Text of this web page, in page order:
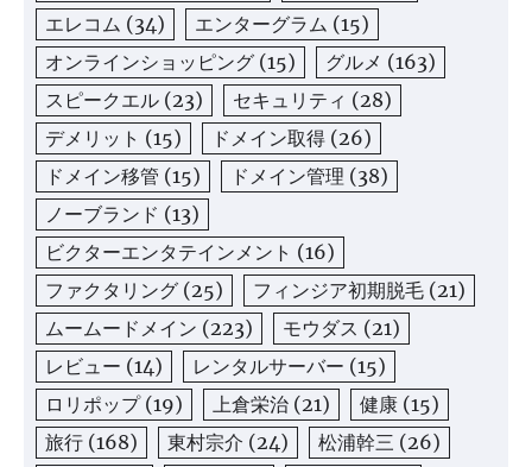
エレコム (34) エンターグラム (15)
オンラインショッピング (15) グルメ (163)
スピークエル (23) セキュリティ (28)
デメリット (15) ドメイン取得 (26)
ドメイン移管 (15) ドメイン管理 (38)
ノーブランド (13)
ビクターエンタテインメント (16)
ファクタリング (25) フィンジア初期脱毛 (21)
ムームードメイン (223) モウダス (21)
レビュー (14) レンタルサーバー (15)
ロリポップ(19) 上倉栄治 (21) 健康 (15)
旅行 (168) 東村宗介 (24) 松浦幹三 (26)